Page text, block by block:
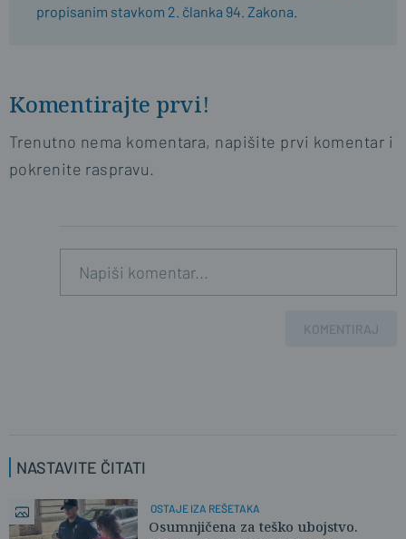
propisanim stavkom 2. članka 94. Zakona.
Komentirajte prvi!
Trenutno nema komentara, napišite prvi komentar i
pokrenite raspravu.
KOMENTIRAJ
NASTAVITE ČITATI
OSTAJE IZA REŠETAKA
Osumnjičena za teško ubojstvo.